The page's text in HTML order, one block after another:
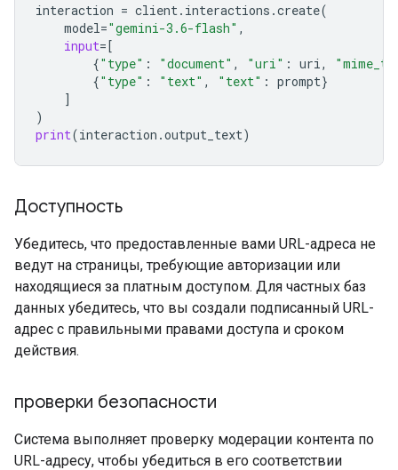
interaction = client. interactions .create(
model="gemini-3.6-flash" ,
input=[
{"type" : "document" , "uri" : uri,
{"type" : "text" , "text" : prompt}
]
)
print(interaction .output_text)
Доступность
Убедитесь, что предоставленные вами URL-адреса не
ведут на страницы, требующие авторизации или
находящиеся за платным доступом. Для частных баз
данных убедитесь, что вы создали подписанный URL-
адрес с правильными правами доступа и сроком
действия.
проверки безопасности
Система выполняет проверку модерации контента по
URL-адресу, чтобы убедиться в его соответствии